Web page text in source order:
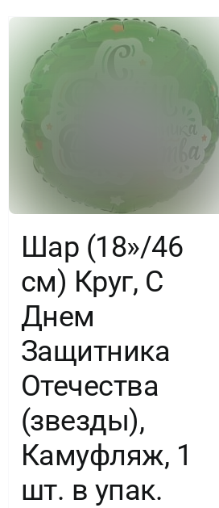
Шар (18»/46
см) Круг, С
Днем
Защитника
Отечества
(звезды),
Камуфляж, 1
шт. в упак.